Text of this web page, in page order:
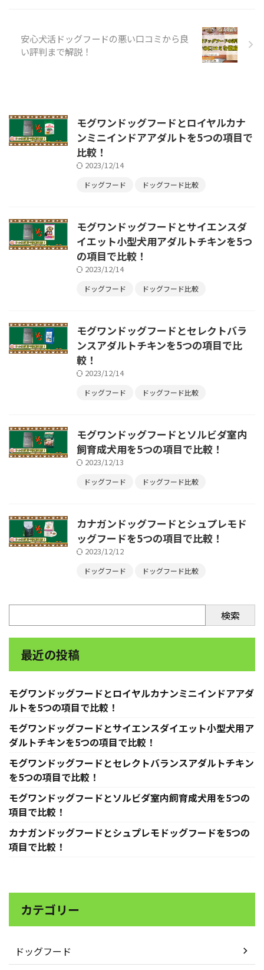
安心犬活ドッグフードの悪い口コミから良
い評判まで解説！
モグワンドッグフードとロイヤルカナ
ンミニインドアアダルトを5つの項目で
比較！
2023/12/14
ドッグフード ドッグフード比較
モグワンドッグフードとサイエンスダ
イエット小型犬用アダルトチキンを5つ
の項目で比較！
2023/12/14
ドッグフード ドッグフード比較
モグワンドッグフードとセレクトバラ
ンスアダルトチキンを5つの項目で比
較！
2023/12/14
ドッグフード ドッグフード比較
モグワンドッグフードとソルビダ室内
飼育成犬用を5つの項目で比較！
2023/12/13
ドッグフード ドッグフード比較
カナガンドッグフードとシュプレモド
ッグフードを5つの項目で比較！
2023/12/12
ドッグフード ドッグフード比較
検索
最近の投稿
モグワンドッグフードとロイヤルカナンミニインドアアダ
ルトを5つの項目で比較！
モグワンドッグフードとサイエンスダイエット小型犬用ア
ダルトチキンを5つの項目で比較！
モグワンドッグフードとセレクトバランスアダルトチキン
を5つの項目で比較！
モグワンドッグフードとソルビダ室内飼育成犬用を5つの
項目で比較！
カナガンドッグフードとシュプレモドッグフードを5つの
項目で比較！
カテゴリー
ドッグフード